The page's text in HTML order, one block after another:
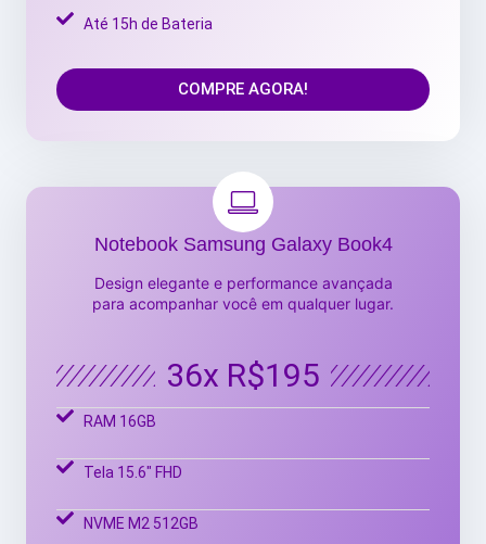
Até 15h de Bateria
COMPRE AGORA!
Notebook Samsung Galaxy Book4
Design elegante e performance avançada
para acompanhar você em qualquer lugar.
36x R$195
RAM 16GB
Tela 15.6" FHD
NVME M2 512GB